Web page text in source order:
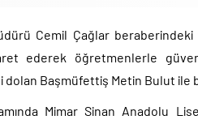
Cemil Çağlar
ederek öğretmenlerle
Başmüfettiş Metin Bulut ile
Mimar Sinan Anadolu